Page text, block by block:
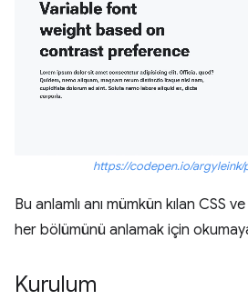
https://codepen.io/
Bu anlamlı anı mümkün kılan CSS
her bölümünü anlamak için
Kurulum